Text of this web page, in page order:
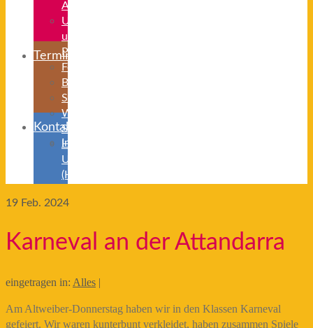
ABC
Unterrichts-
und
Projektzeiten
Ferienzeiten
Beurlaubung
Schulanmeldung
Weiterführende
Schulen
Herkunftssprachlicher
Unterricht
(HSU)
Termine
Kontakt
Impressum/Datenschutz
19 Feb. 2024
Karneval an der Attandarra
eingetragen in: Alles |
Am Altweiber-Donnerstag haben wir in den Klassen Karneval
gefeiert. Wir waren kunterbunt verkleidet, haben zusammen Spiele